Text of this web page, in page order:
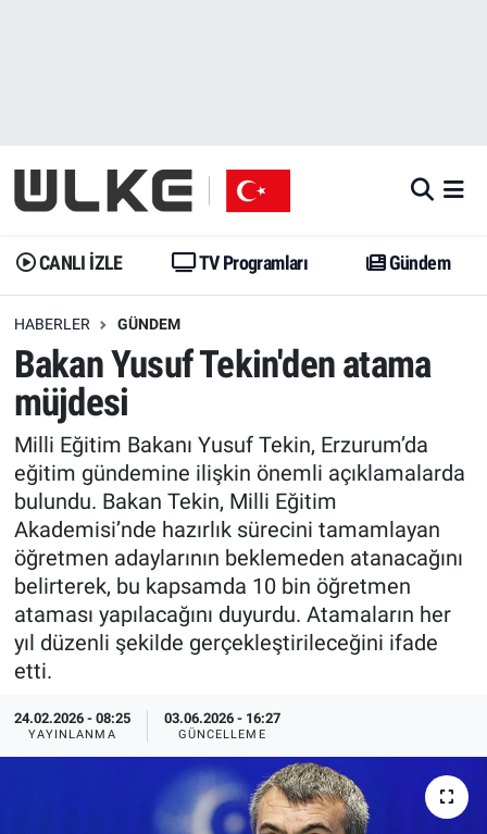
CANLI İZLE TV Programları Gündem
HABERLER GÜNDEM
Bakan Yusuf Tekin'den atama
müjdesi
Milli Eğitim Bakanı Yusuf Tekin, Erzurum’da
eğitim gündemine ilişkin önemli açıklamalarda
bulundu. Bakan Tekin, Milli Eğitim
Akademisi’nde hazırlık sürecini tamamlayan
öğretmen adaylarının beklemeden atanacağını
belirterek, bu kapsamda 10 bin öğretmen
ataması yapılacağını duyurdu. Atamaların her
yıl düzenli şekilde gerçekleştirileceğini ifade
etti.
24.02.2026 - 08:25
YAYINLANMA
03.06.2026 - 16:27
GÜNCELLEME
Gündem
Dünya
Erişim Bilgileri
Ekonomi
Trend
Özel Haberler
Yazarlar
Gündem
Trend
Erişim Bilgileri
Spor
Ekonomi
Dünya
Medya
Özel Haberler
Erişim Bilgileri
İstanbul Namaz Vakitleri
Trafik Durumu
Erişim Bilgileri
Tüm Manşetler
Son Dakika Haberleri
Haber Arşivi